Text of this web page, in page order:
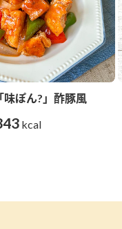
味ぽん?」酢豚風
kcal